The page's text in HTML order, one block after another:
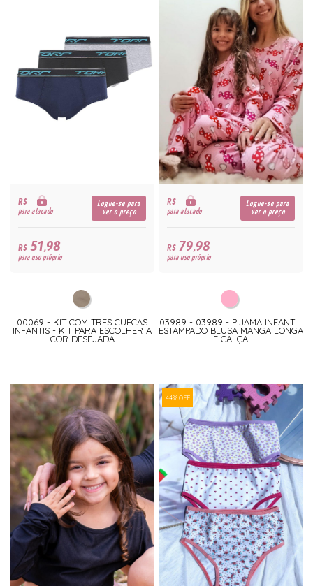
R$
para atacado
Logue-se para
ver o preço
R$51,98
para uso próprio
00069 - KIT COM TRES CUECAS
INFANTIS - KIT PARA ESCOLHER A
COR DESEJADA
R$
para atacado
Logue-se para
ver o preço
R$79,98
para uso próprio
03989 - 03989 - PIJAMA INFANTIL
ESTAMPADO BLUSA MANGA LONGA
E CALÇA
44% OFF